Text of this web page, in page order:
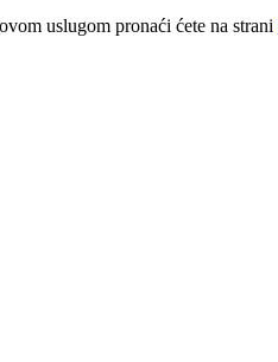
uslugom pronaći ćete na strani